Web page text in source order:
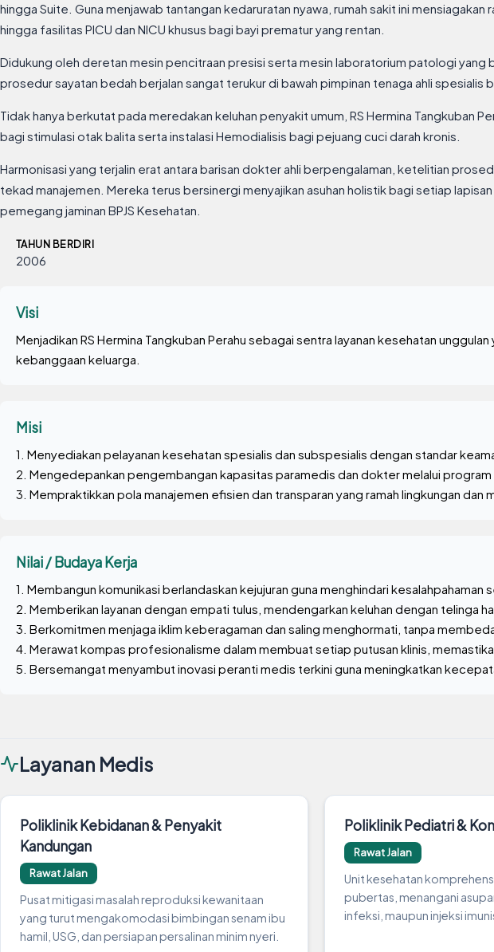
hingga Suite. Guna menjawab tantangan kedaruratan nyawa, rumah sakit ini
hingga fasilitas PICU dan NICU khusus bagi bayi prematur yang rentan.
Didukung oleh deretan mesin pencitraan presisi serta mesin laboratorium patologi yang
prosedur sayatan bedah berjalan sangat terukur di bawah pimpinan tenaga ahli spesialis
Tidak hanya berkutat pada meredakan keluhan penyakit umum, RS Hermina Tangkuban
bagi stimulasi otak balita serta instalasi Hemodialisis bagi pejuang cuci darah kronis.
Harmonisasi yang terjalin erat antara barisan dokter ahli berpengalaman, ketelitian
tekad manajemen. Mereka terus bersinergi menyajikan asuhan holistik bagi setiap
pemegang jaminan BPJS Kesehatan.
TAHUN BERDIRI
2006
Visi
Menjadikan RS Hermina Tangkuban Perahu sebagai sentra layanan kesehatan
kebanggaan keluarga.
Misi
1. Menyediakan pelayanan kesehatan spesialis dan subspesialis dengan standar
2. Mengedepankan pengembangan kapasitas paramedis dan dokter melalui
3. Mempraktikkan pola manajemen efisien dan transparan yang ramah lingkungan dan
Nilai / Budaya Kerja
1. Membangun komunikasi berlandaskan kejujuran guna menghindari
2. Memberikan layanan dengan empati tulus, mendengarkan keluhan dengan telinga
3. Berkomitmen menjaga iklim keberagaman dan saling menghormati, tanpa
4. Merawat kompas profesionalisme dalam membuat setiap putusan klinis,
5. Bersemangat menyambut inovasi peranti medis terkini guna meningkatkan
Layanan Medis
Poliklinik Kebidanan & Penyakit
Kandungan
Rawat Jalan
Pusat mitigasi masalah reproduksi kewanitaan
yang turut mengakomodasi bimbingan senam ibu
hamil, USG, dan persiapan persalinan minim nyeri.
Poliklinik Pediatri &
Rawat Jalan
Unit kesehatan
pubertas, menangani
infeksi, maupun injeksi